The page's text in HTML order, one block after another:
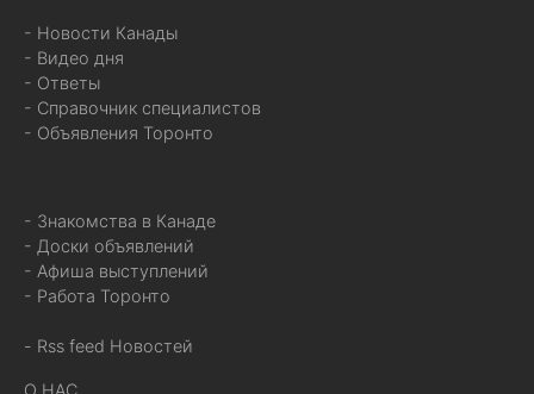
- Новости Канады
- Видео дня
- Ответы
- Справочник специалистов
- Объявления Торонто
- Знакомства в Канаде
- Доски объявлений
- Афиша выступлений
- Работа Торонто
- Rss feed Новостей
О НАС